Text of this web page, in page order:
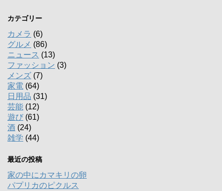
カテゴリー
カメラ (6)
グルメ (86)
ニュース (13)
ファッション (3)
メンズ (7)
家電 (64)
日用品 (31)
芸能 (12)
遊び (61)
酒 (24)
雑学 (44)
最近の投稿
家の中にカマキリの卵
パプリカのピクルス